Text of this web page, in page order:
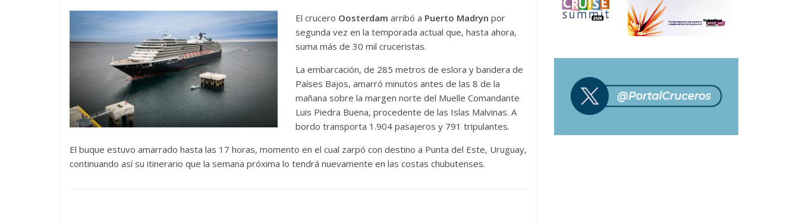
El crucero Oosterdam arribó a Puerto Madryn por
segunda vez en la temporada actual que, hasta ahora,
suma más de 30 mil cruceristas.
La embarcación, de 285 metros de eslora y bandera de
Países Bajos, amarró minutos antes de las 8 de la
mañana sobre la margen norte del Muelle Comandante
Luis Piedra Buena, procedente de las Islas Malvinas. A
bordo transporta 1.904 pasajeros y 791 tripulantes.
El buque estuvo amarrado hasta las 17 horas, momento en el cual zarpó con destino a Punta del Este, Uruguay,
continuando así su itinerario que la semana próxima lo tendrá nuevamente en las costas chubutenses.